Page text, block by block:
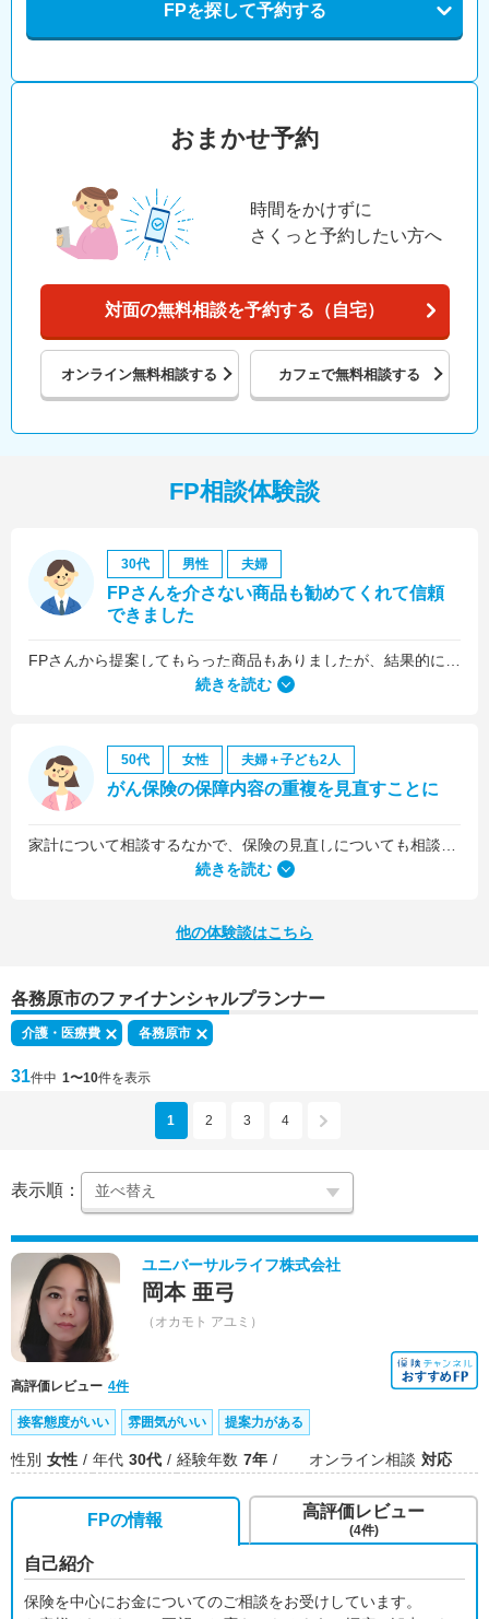
FPを探して予約する
おまかせ予約
時間をかけずに
さくっと予約したい方へ
対面の無料相談を予約する（自宅）
オンライン無料相談する カフェで無料相談する
FP相談体験談
30代 男性 夫婦
FPさんを介さない商品も勧めてくれて信頼
できました
続きを読む
50代 女性 夫婦＋子ども2人
がん保険の保障内容の重複を見直すことに
続きを読む
他の体験談はこちら
各務原市のファイナンシャルプランナー
介護・医療費 各務原市
31件中 1〜10件を表示
1 2 3 4
表示順：
ユニバーサルライフ株式会社
岡本 亜弓
（オカモト アユミ）
高評価レビュー 4件
接客態度がいい 雰囲気がいい 提案力がある
性別 女性 年代 30代 経験年数 7年 オンライン相談 対応
FPの情報
自己紹介
保険を中心にお金についてのご相談をお受けしています。
高評価レビュー
(4件)